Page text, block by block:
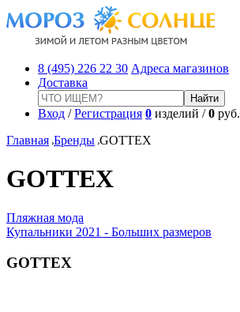
8 (495) 226 22 30 Адреса магазинов
Доставка
Вход /Регистрация 0 изделий /0 руб.
Главная Бренды GOTTEX
GOTTEX
Пляжная мода
Купальники 2021 - Больших размеров
GOTTEX